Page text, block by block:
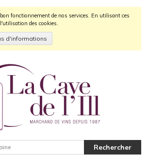
fonctionnement de nos services. En utilisant ces
des cookies.
d'informations